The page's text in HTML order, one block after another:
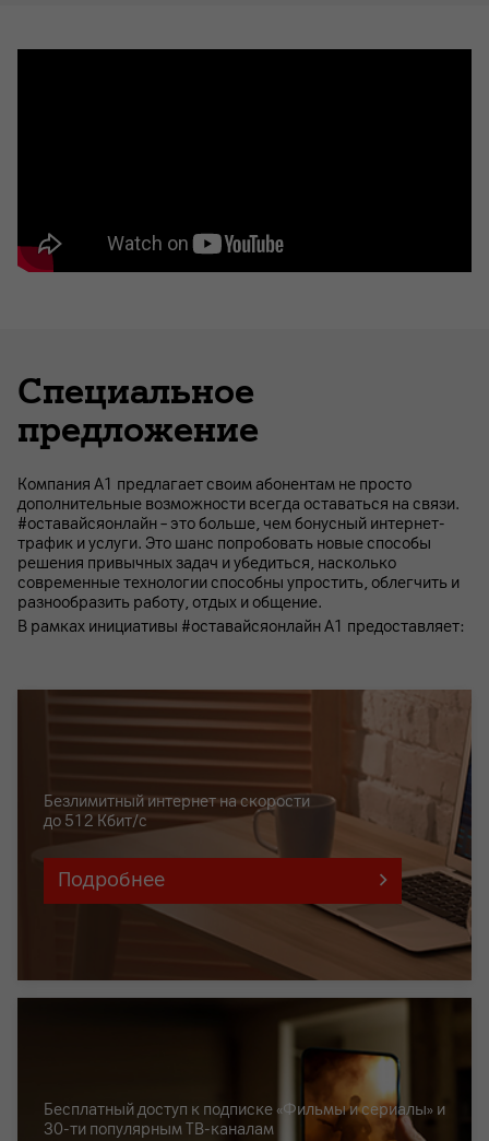
Специальное
предложение
Компания А1 предлагает своим абонентам не просто
дополнительные возможности всегда оставаться на связи.
#оставайсяонлайн – это больше, чем бонусный интернет-
трафик и услуги. Это шанс попробовать новые способы
решения привычных задач и убедиться, насколько
современные технологии способны упростить, облегчить и
разнообразить работу, отдых и общение.
В рамках инициативы #оставайсяонлайн А1 предоставляет:
Безлимитный интернет на скорости
до 512 Кбит/с
Подробнее
Бесплатный доступ к подписке «Фильмы и сериалы» и
30-ти популярным ТВ-каналам